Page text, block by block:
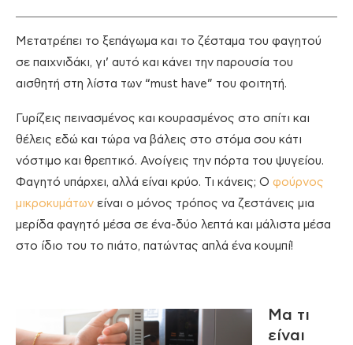
Μετατρέπει το ξεπάγωμα και το ζέσταμα του φαγητού
σε παιχνιδάκι, γι’ αυτό και κάνει την παρουσία του
αισθητή στη λίστα των “must have” του φοιτητή.
Γυρίζεις πεινασμένος και κουρασμένος στο σπίτι και
θέλεις εδώ και τώρα να βάλεις στο στόμα σου κάτι
νόστιμο και θρεπτικό. Ανοίγεις την πόρτα του ψυγείου.
Φαγητό υπάρχει, αλλά είναι κρύο. Τι κάνεις; Ο φούρνος
μικροκυμάτων είναι ο μόνος τρόπος να ζεστάνεις μια
μερίδα φαγητό μέσα σε ένα-δύο λεπτά και μάλιστα μέσα
στο ίδιο του το πιάτο, πατώντας απλά ένα κουμπί!
Μα τι
είναι